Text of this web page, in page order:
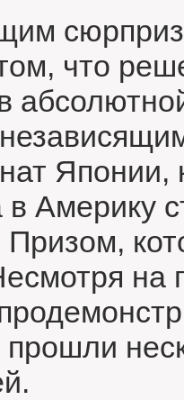
что
Японии,
в Америку
Призом,
на
прошли